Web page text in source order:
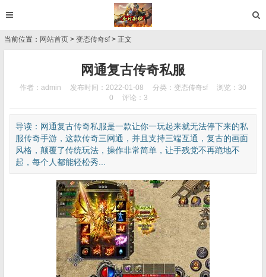
当前位置： 网站首页 > 变态传奇sf> 正文
网通复古传奇私服
作者：admin 发布时间：2022-01-08 分类： 变态传奇sf
浏览：30
0
评论：3
导读：网通复古传奇私服是一款让你一玩起来就无法停下来的私
服传奇手游，这款传奇三网通，并且支持三端互通，复古的画面
风格，颠覆了传统玩法，操作非常简单，让手残党不再跪地不
起，每个人都能轻松秀...